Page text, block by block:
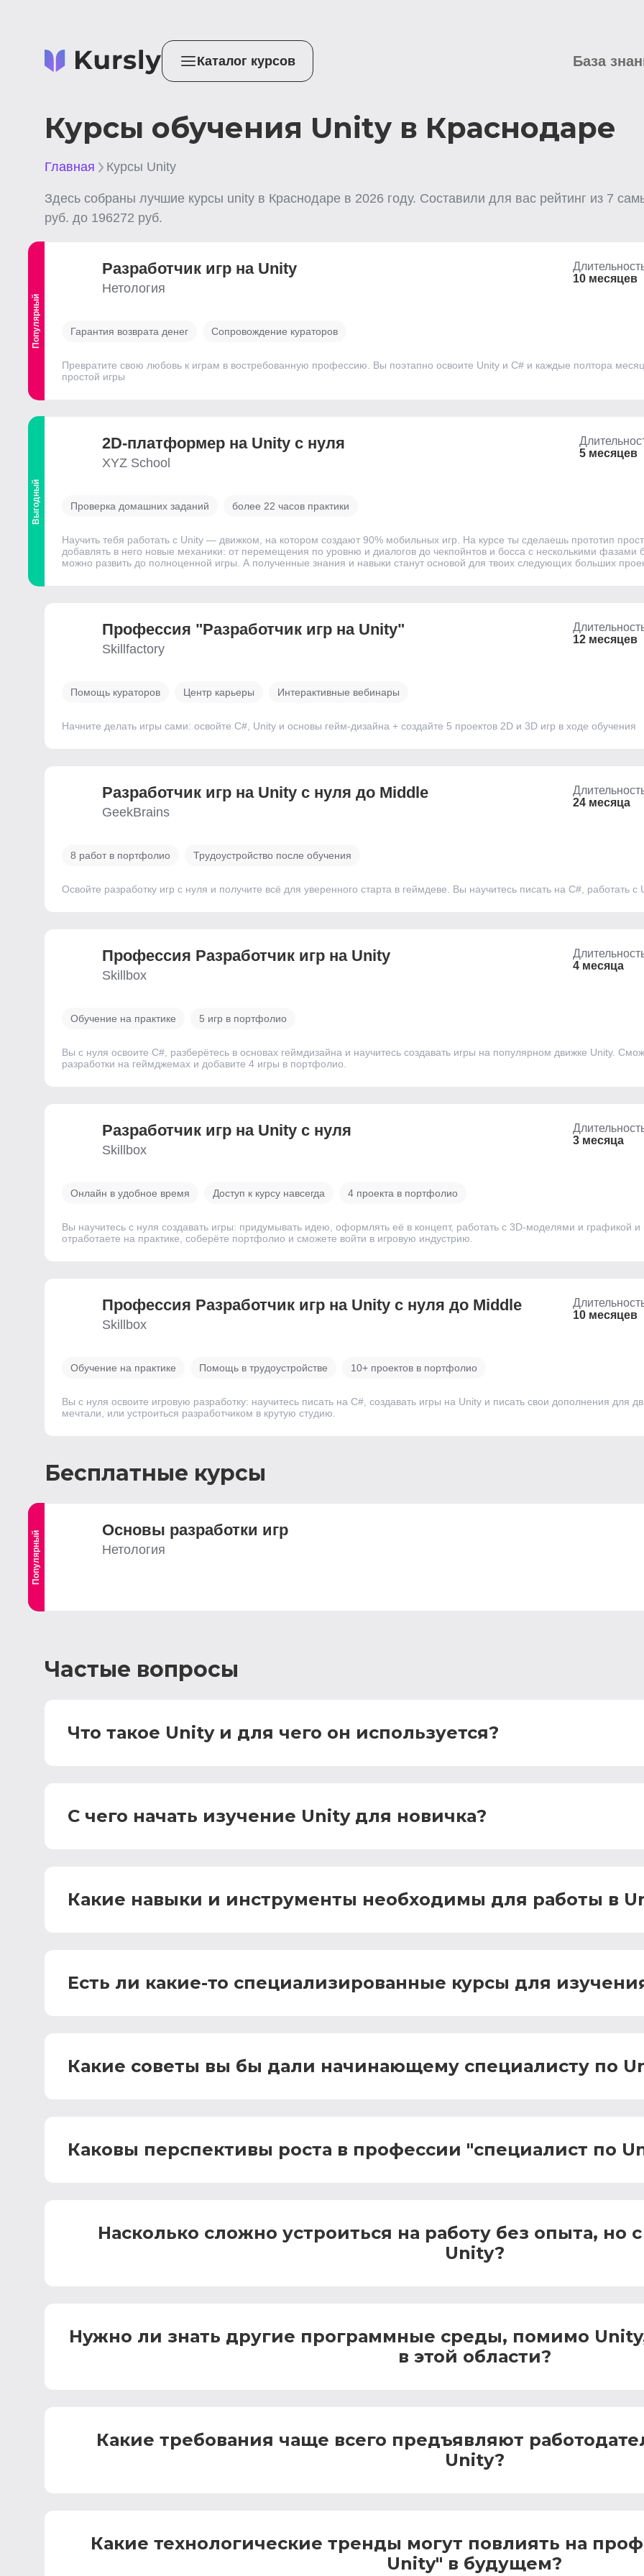
Каталог курсов База
Курсы обучения Unity в Краснодаре
Главная Курсы Unity
Здесь собраны лучшие курсы unity в Краснодаре в 2026 году. Составили для вас рейтинг из 7
руб. до 196272 руб.
Популярный
Разработчик игр на Unity
Нетология
10 месяцев
Гарантия возврата денег Сопровождение кураторов
Превратите свою любовь к играм в востребованную профессию. Вы поэтапно освоите Unity и C# и каждые полтора
простой игры
Выгодный
2D-платформер на Unity с нуля
XYZ School
5 месяцев
Проверка домашних заданий более 22 часов практики
Научить тебя работать с Unity — движком, на котором создают 90% мобильных игр. На курсе ты сделаешь прототип
добавлять в него новые механики: от перемещения по уровню и диалогов до чекпойнтов и босса с несколькими фазами
можно развить до полноценной игры. А полученные знания и навыки станут основой для твоих следующих больших
Профессия "Разработчик игр на Unity"
Skillfactory
12 месяцев
Помощь кураторов Центр карьеры Интерактивные вебинары
Начните делать игры сами: освойте C#, Unity и основы гейм-дизайна + создайте 5 проектов 2D и 3D игр в ходе обучения
Разработчик игр на Unity с нуля до Middle
GeekBrains
24 месяца
8 работ в портфолио Трудоустройство после обучения
Освойте разработку игр с нуля и получите всё для уверенного старта в геймдеве. Вы научитесь писать на C#, работать
Профессия Разработчик игр на Unity
Skillbox
4 месяца
Обучение на практике 5 игр в портфолио
Вы с нуля освоите C#, разберётесь в основах геймдизайна и научитесь создавать игры на популярном движке Unity.
разработки на геймджемах и добавите 4 игры в портфолио.
Разработчик игр на Unity с нуля
Skillbox
3 месяца
Онлайн в удобное время Доступ к курсу навсегда 4 проекта в портфолио
Вы научитесь с нуля создавать игры: придумывать идею, оформлять её в концепт, работать с 3D-моделями и графикой
отработаете на практике, соберёте портфолио и сможете войти в игровую индустрию.
Профессия Разработчик игр на Unity с нуля до Middle
Skillbox
10 месяцев
Обучение на практике Помощь в трудоустройстве 10+ проектов в портфолио
Вы с нуля освоите игровую разработку: научитесь писать на С#, создавать игры на Unity и писать свои дополнения для
мечтали, или устроиться разработчиком в крутую студию.
Бесплатные курсы
Выгодный
Популярный Основы разработки игр
Нетология
Частые вопросы
Что такое Unity и для чего он используется?
С чего начать изучение Unity для новичка?
Какие навыки и инструменты необходимы для работы в
Есть ли какие-то специализированные курсы для
Какие советы вы бы дали начинающему специалисту по
Каковы перспективы роста в профессии "специалист по
Насколько сложно устроиться на работу без опыта,
Unity?
Нужно ли знать другие программные среды, помимо
в этой области?
Какие требования чаще всего предъявляют
Unity?
Какие технологические тренды могут повлиять на
Unity" в будущем?